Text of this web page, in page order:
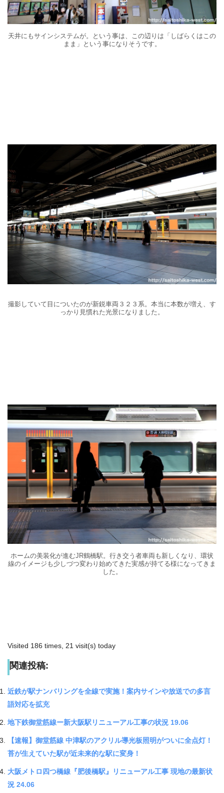
天井にもサインシステムが。という事は、この辺りは「しばらくはこの
まま」という事になりそうです。
撮影していて目についたのが新鋭車両３２３系。本当に本数が増え、す
っかり見慣れた光景になりました。
ホームの美装化が進むJR鶴橋駅。行き交う者車両も新しくなり、環状
線のイメージも少しづつ変わり始めてきた実感が持てる様になってきま
した。
Visited 186 times, 21 visit(s) today
関連投稿:
近鉄が駅ナンバリングを全線で実施！案内サインや放送での多言
語対応を拡充
地下鉄御堂筋線ー新大阪駅リニューアル工事の状況 19.06
【速報】御堂筋線 中津駅のアクリル導光板照明がついに全点灯！
苔が生えていた駅が近未来的な駅に変身！
大阪メトロ四つ橋線『肥後橋駅』リニューアル工事 現地の最新状
況 24.06